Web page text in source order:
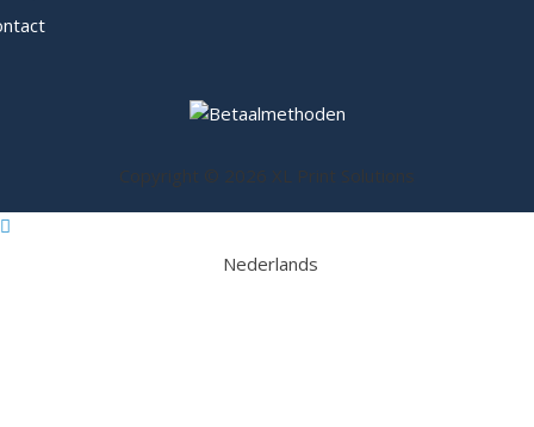
Copyright © 2026 XL Print Solutions
Nederlands